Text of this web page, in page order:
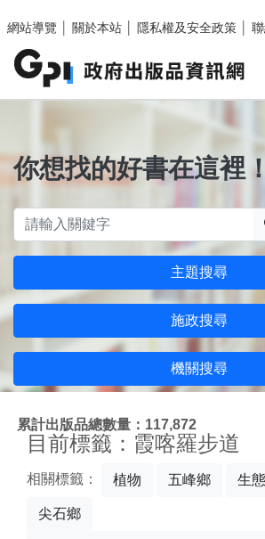
網站導覽
關於本站 隱私權及安全政策
你想找的好書在這裡！
主題搜尋
施政搜尋
機關搜尋
累計出版品總數量：117,872
目前標籤：霞喀羅步道
相關標籤： 植物 五峰鄉 生
尖石鄉